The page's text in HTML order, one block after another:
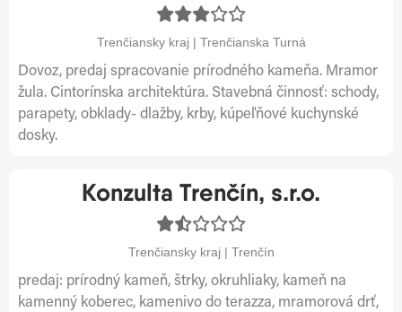
Trenčiansky kraj | Trenčianska Turná
Dovoz, predaj spracovanie prírodného kameňa. Mramor
žula. Cintorínska architektúra. Stavebná činnosť: schody,
parapety, obklady- dlažby, krby, kúpeľňové kuchynské
dosky.
Konzulta Trenčín, s.r.o.
Trenčiansky kraj | Trenčín
predaj: prírodný kameň, štrky, okruhliaky, kameň na
kamenný koberec, kamenivo do terazza, mramorová drť,